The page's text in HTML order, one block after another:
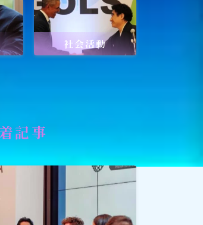
実業家 社会活動
禅とワールドメイト
社会活動
記事